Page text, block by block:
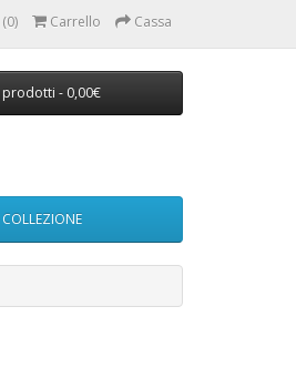
Carrello Cassa
prodotti - 0,00€